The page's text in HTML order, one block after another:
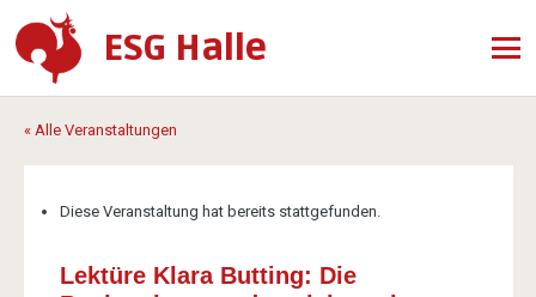
ESG Halle
« Alle Veranstaltungen
Diese Veranstaltung hat bereits stattgefunden.
Lektüre Klara Butting: Die